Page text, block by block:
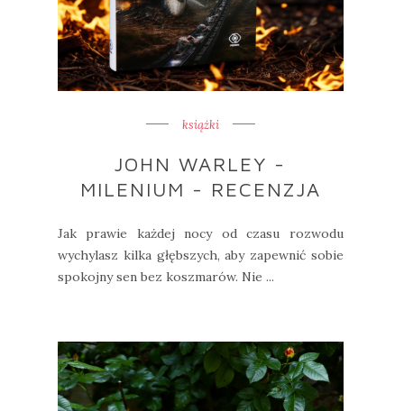
książki
JOHN WARLEY -
MILENIUM - RECENZJA
Jak prawie każdej nocy od czasu rozwodu
wychylasz kilka głębszych, aby zapewnić sobie
spokojny sen bez koszmarów. Nie ...